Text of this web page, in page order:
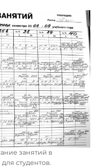
занятий в
студентов.